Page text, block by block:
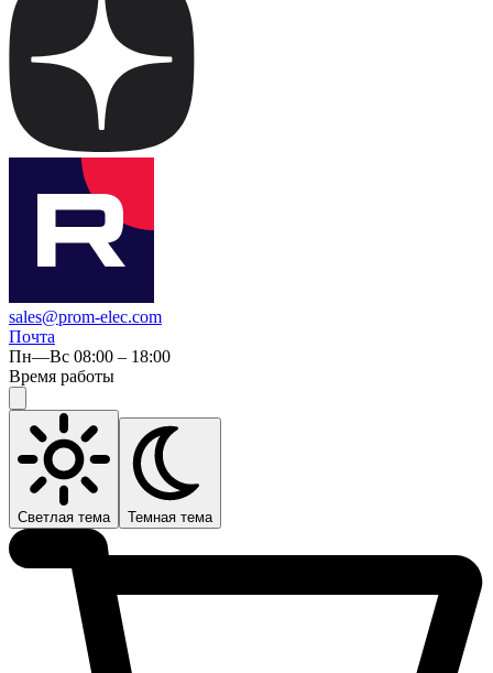
sales@prom-elec.com
Почта
Пн—Вс 08:00 – 18:00
Время работы
Светлая тема Темная тема